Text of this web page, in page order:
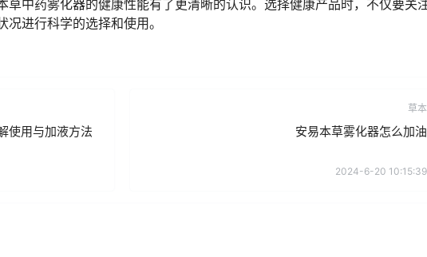
草中药雾化器的健康性能有了更清晰的认识。选择健康产品时，不仅要关
进行科学的选择和使用。
使用与加液方法
草本
安易本草雾化器怎么加油
2024-6-20 10:15:39